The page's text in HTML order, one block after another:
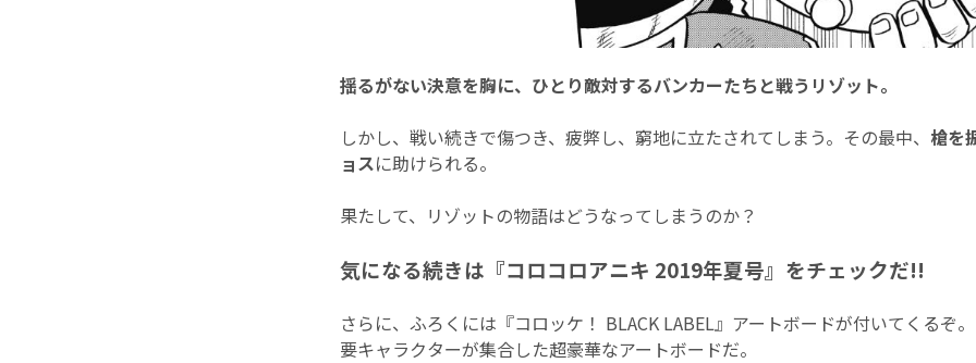
揺るがない決意を胸に、ひとり敵対するバンカーたちと戦うリゾット。
しかし、戦い続きで傷つき、疲弊し、窮地に立たされてしまう。その最中、 槍を
ョスに助けられる。
果たして、リゾットの物語はどうなってしまうのか？
気になる続きは『コロコロアニキ 2019年夏号』をチェックだ!!
さらに、ふろくには『コロッケ！ BLACK LABEL』アートボードが付いてくるぞ
要キャラクターが集合した超豪華なアートボードだ。